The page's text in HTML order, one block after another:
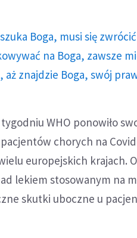
Boga, musi się
na Boga, zawsze
aż znajdzie Boga, swój
tygodniu WHO ponowiło
chorych na
europejskich krajach.
lekiem stosowanym na
skutki uboczne u